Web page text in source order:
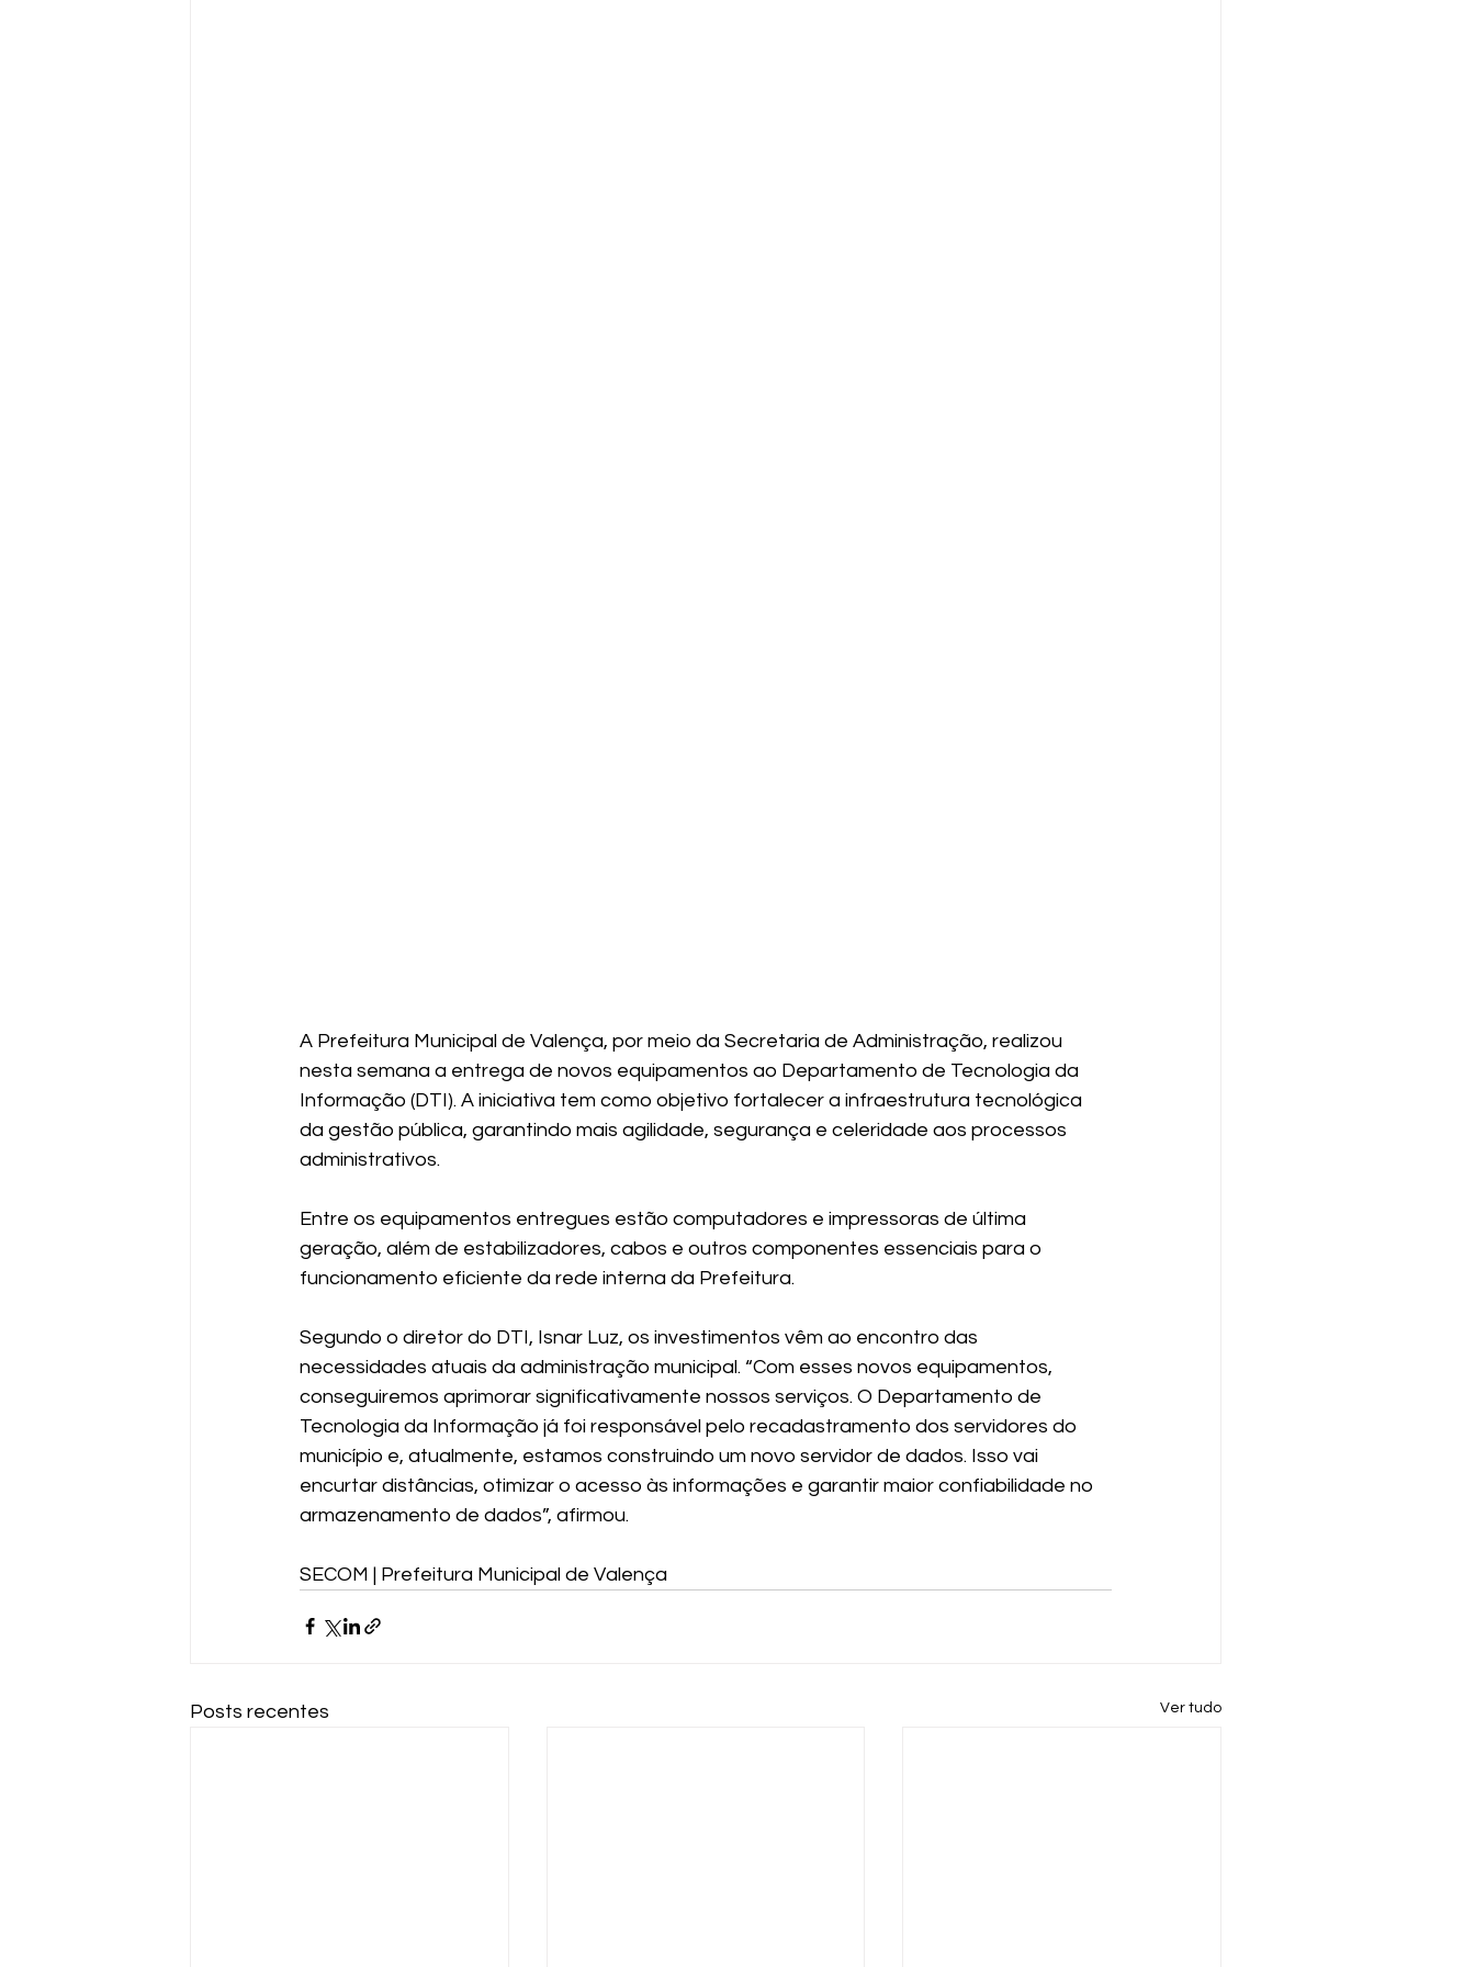
A Prefeitura Municipal de Valença, por meio da Secretaria de Administração, realizou
nesta semana a entrega de novos equipamentos ao Departamento de Tecnologia da
Informação (DTI). A iniciativa tem como objetivo fortalecer a infraestrutura tecnológica
da gestão pública, garantindo mais agilidade, segurança e celeridade aos processos
administrativos.
Entre os equipamentos entregues estão computadores e impressoras de última
geração, além de estabilizadores, cabos e outros componentes essenciais para o
funcionamento eficiente da rede interna da Prefeitura.
Segundo o diretor do DTI, Isnar Luz, os investimentos vêm ao encontro das
necessidades atuais da administração municipal. “Com esses novos equipamentos,
conseguiremos aprimorar significativamente nossos serviços. O Departamento de
Tecnologia da Informação já foi responsável pelo recadastramento dos servidores do
município e, atualmente, estamos construindo um novo servidor de dados. Isso vai
encurtar distâncias, otimizar o acesso às informações e garantir maior confiabilidade no
armazenamento de dados”, afirmou.
SECOM | Prefeitura Municipal de Valença
Posts recentes Ver tudo